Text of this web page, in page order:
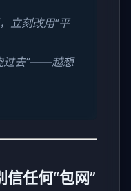
立刻改用“平
过去”——越想
任何“包网”